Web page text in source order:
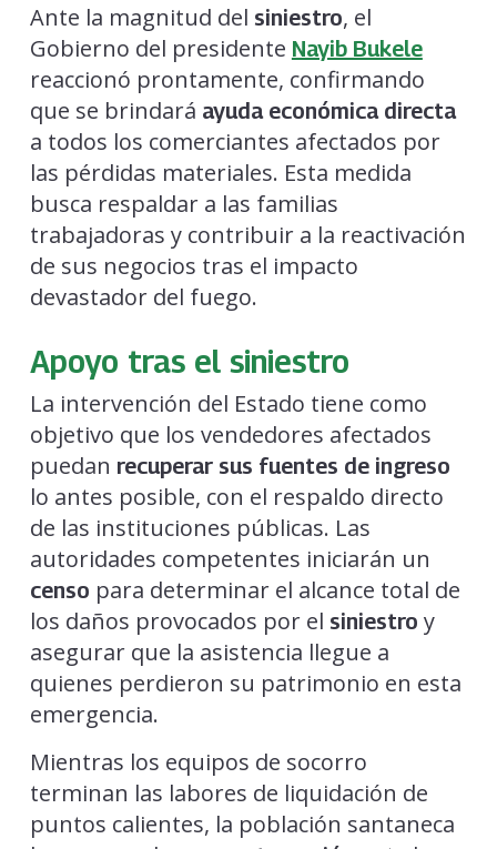
Ante la magnitud del siniestro, el
Gobierno del presidente Nayib Bukele
reaccionó prontamente, confirmando
que se brindará ayuda económica directa
a todos los comerciantes afectados por
las pérdidas materiales. Esta medida
busca respaldar a las familias
trabajadoras y contribuir a la reactivación
de sus negocios tras el impacto
devastador del fuego.
Apoyo tras el siniestro
La intervención del Estado tiene como
objetivo que los vendedores afectados
puedan recuperar sus fuentes de ingreso
lo antes posible, con el respaldo directo
de las instituciones públicas. Las
autoridades competentes iniciarán un
censo para determinar el alcance total de
los daños provocados por el siniestro y
asegurar que la asistencia llegue a
quienes perdieron su patrimonio en esta
emergencia.
Mientras los equipos de socorro
terminan las labores de liquidación de
puntos calientes, la población santaneca